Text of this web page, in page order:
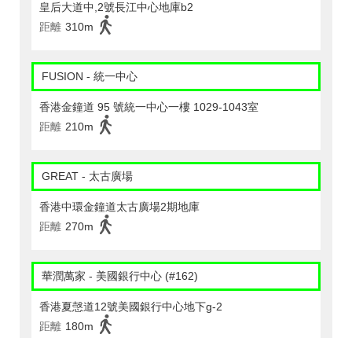
皇后大道中,2號長江中心地庫b2
距離 310m
FUSION - 統一中心
香港金鐘道 95 號統一中心一樓 1029-1043室
距離 210m
GREAT - 太古廣場
香港中環金鐘道太古廣場2期地庫
距離 270m
華潤萬家 - 美國銀行中心 (#162)
香港夏愨道12號美國銀行中心地下g-2
距離 180m